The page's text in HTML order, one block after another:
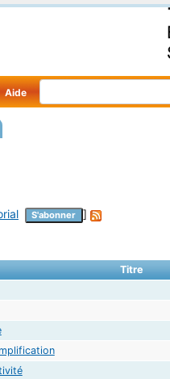
Aide
S'abonner ]
Titre